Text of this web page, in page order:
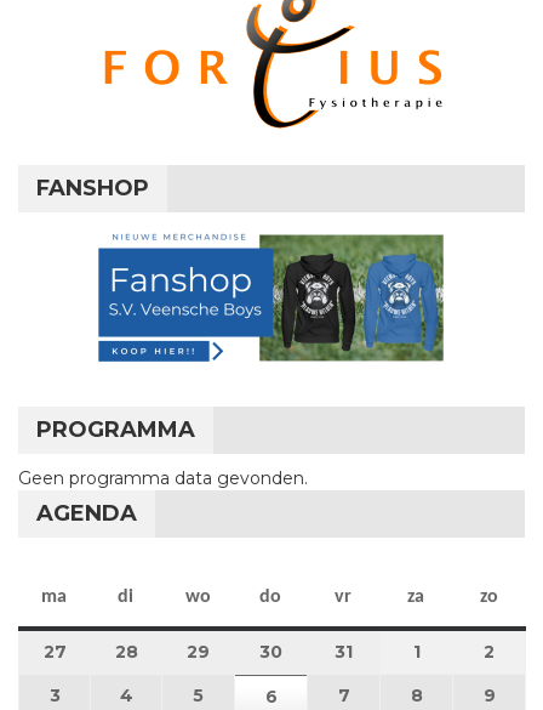
FANSHOP
PROGRAMMA
Geen programma data gevonden.
AGENDA
ma maandag
di dinsdag
wo woensdag
do donderdag
vr vrijdag
za zaterdag
zo
27 27 juli 2026
28 28 juli 2026
29 29 juli 2026
30 30 juli 2026
31 31 juli 2026
11 augustus
2
3 3 augustus 2026
4 4 augustus 2026
5 5 augustus 2026
6 6 augustus 2026
7 7 augustus 2026
8 8 augustus
9